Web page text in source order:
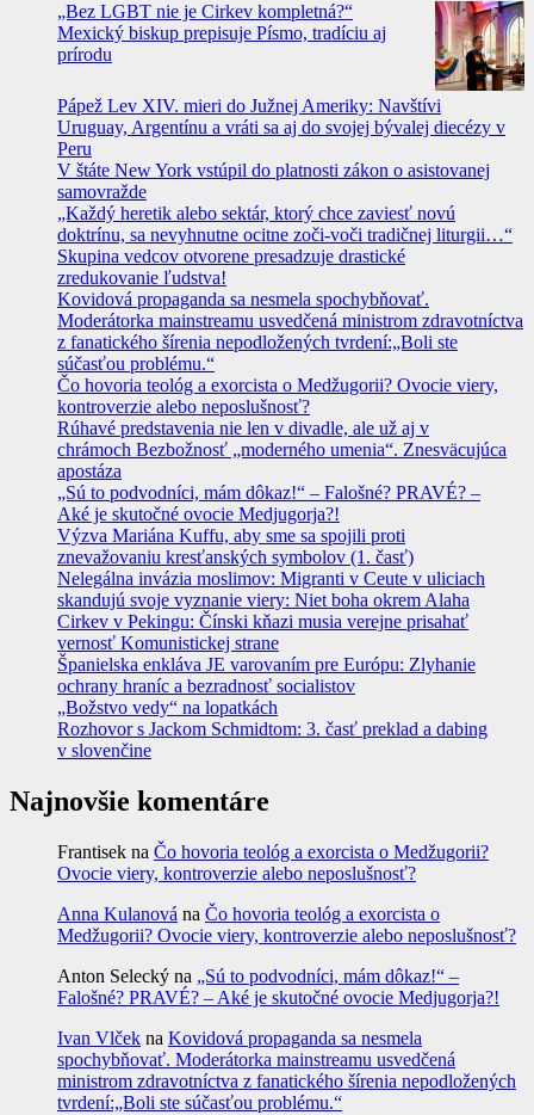
„Bez LGBT nie je Cirkev kompletná?“
Mexický biskup prepisuje Písmo, tradíciu aj
prírodu
Pápež Lev XIV. mieri do Južnej Ameriky: Navštívi
Uruguay, Argentínu a vráti sa aj do svojej bývalej diecézy v
Peru
V štáte New York vstúpil do platnosti zákon o asistovanej
samovražde
„Každý heretik alebo sektár, ktorý chce zaviesť novú
doktrínu, sa nevyhnutne ocitne zoči-voči tradičnej liturgii…“
Skupina vedcov otvorene presadzuje drastické
zredukovanie ľudstva!
Kovidová propaganda sa nesmela spochybňovať.
Moderátorka mainstreamu usvedčená ministrom zdravotníctva
z fanatického šírenia nepodložených tvrdení:„Boli ste
súčasťou problému.“
Čo hovoria teológ a exorcista o Medžugorii? Ovocie viery,
kontroverzie alebo neposlušnosť?
Rúhavé predstavenia nie len v divadle, ale už aj v
chrámoch Bezbožnosť „moderného umenia“. Znesväcujúca
apostáza
„Sú to podvodníci, mám dôkaz!“ – Falošné? PRAVÉ? –
Aké je skutočné ovocie Medjugorja?!
Výzva Mariána Kuffu, aby sme sa spojili proti
znevažovaniu kresťanských symbolov (1. časť)
Nelegálna invázia moslimov: Migranti v Ceute v uliciach
skandujú svoje vyznanie viery: Niet boha okrem Alaha
Cirkev v Pekingu: Čínski kňazi musia verejne prisahať
vernosť Komunistickej strane
Španielska enkláva JE varovaním pre Európu: Zlyhanie
ochrany hraníc a bezradnosť socialistov
„Božstvo vedy“ na lopatkách
Rozhovor s Jackom Schmidtom: 3. časť preklad a dabing
v slovenčine
Najnovšie komentáre
Frantisek na Čo hovoria teológ a exorcista o Medžugorii?
Ovocie viery, kontroverzie alebo neposlušnosť?
Anna Kulanová na Čo hovoria teológ a exorcista o
Medžugorii? Ovocie viery, kontroverzie alebo neposlušnosť?
Anton Selecký na „Sú to podvodníci, mám dôkaz!“ –
Falošné? PRAVÉ? – Aké je skutočné ovocie Medjugorja?!
Ivan Vlček na Kovidová propaganda sa nesmela
spochybňovať. Moderátorka mainstreamu usvedčená
ministrom zdravotníctva z fanatického šírenia nepodložených
tvrdení:„Boli ste súčasťou problému.“